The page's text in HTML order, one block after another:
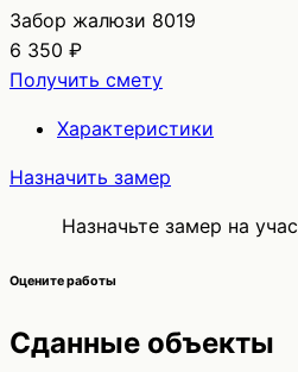
Забор жалюзи 8019
6 350 ₽
Получить смету
Характеристики
Назначить замер
Назначьте замер на
Оцените работы
Сданные объекты